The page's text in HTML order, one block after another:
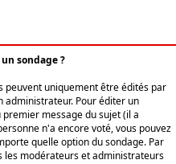
sondage ?
peuvent uniquement être édités par
administrateur. Pour éditer un
message du sujet (il a
n'a encore voté, vous pouvez
quelle option du sondage. Par
les modérateurs et administrateurs